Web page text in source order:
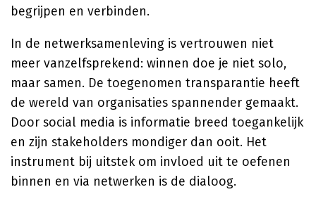
begrijpen en verbinden.
In de netwerksamenleving is vertrouwen niet
meer vanzelfsprekend: winnen doe je niet solo,
maar samen. De toegenomen transparantie heeft
de wereld van organisaties spannender gemaakt.
Door social media is informatie breed toegankelijk
en zijn stakeholders mondiger dan ooit. Het
instrument bij uitstek om invloed uit te oefenen
binnen en via netwerken is de dialoog.